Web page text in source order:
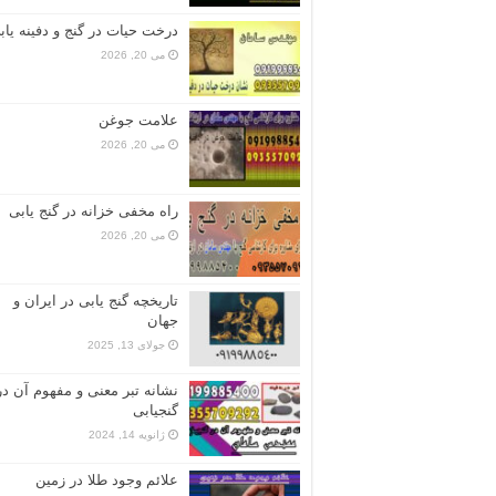
درخت حیات در گنج و دفینه
می 20, 2026
علامت جوغن
می 20, 2026
راه مخفی خزانه در گنج یابی
می 20, 2026
تاریخچه گنج‌ یابی در ایران و
جهان
جولای 13, 2025
نشانه تبر معنی و مفهوم آن
گنجیابی
ژانویه 14, 2024
علائم وجود طلا در زمین